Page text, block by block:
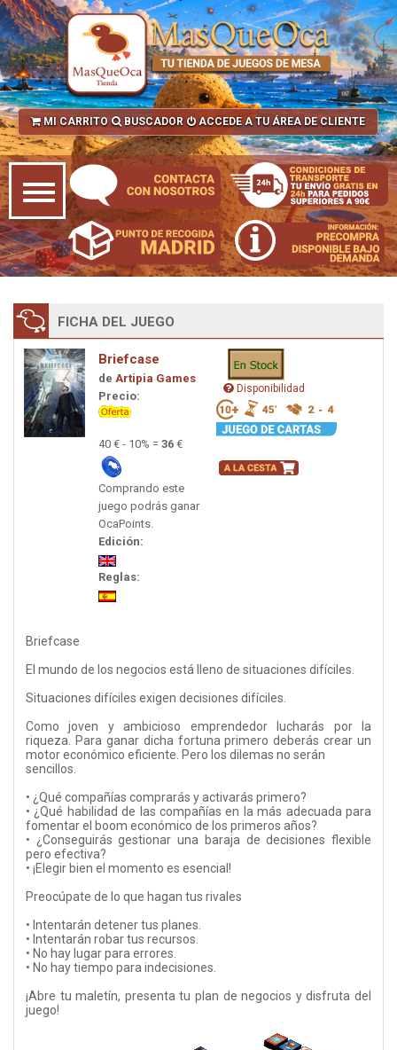
MI CARRITO BUSCADOR ACCEDE A TU ÁREA DE CLIENTE
FICHA DEL JUEGO
Briefcase
de Artipia Games
Precio:
40 € - 10% = 36 €
Comprando este
juego podrás ganar
OcaPoints.
Edición:
Reglas:
Disponibilidad
Briefcase
El mundo de los negocios está lleno de situaciones difíciles.
Situaciones difíciles exigen decisiones difíciles.
Como joven y ambicioso emprendedor lucharás por la
riqueza. Para ganar dicha fortuna primero deberás crear un
motor económico eficiente. Pero los dilemas no serán
sencillos.
• ¿Qué compañías comprarás y activarás primero?
• ¿Qué habilidad de las compañías en la más adecuada para
fomentar el boom económico de los primeros años?
• ¿Conseguirás gestionar una baraja de decisiones flexible
pero efectiva?
• ¡Elegir bien el momento es esencial!
Preocúpate de lo que hagan tus rivales
• Intentarán detener tus planes.
• Intentarán robar tus recursos.
• No hay lugar para errores.
• No hay tiempo para indecisiones.
¡Abre tu maletín, presenta tu plan de negocios y disfruta del
juego!